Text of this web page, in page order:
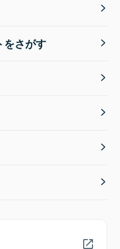
をさがす